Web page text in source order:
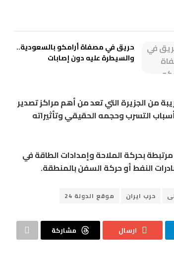
حريق في مصفاة أرامكو بالسعودية..
والسيطرة عليه دون إصابات
من الجزيرة التي تعد من أهم مراكز تصدير
التسرب وحجمه الحقيقي وتأثيراته
بحركة الملاحة وإمدادات الطاقة في
النفط أو حركة السفن بالمنطقة.
حرب ايران موقع الدولة 24
ارسال مشاركة